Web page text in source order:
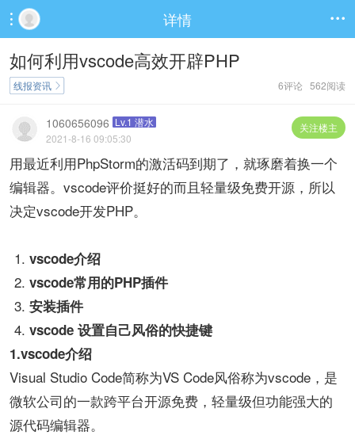
 详情 
如何利用vscode高效开辟PHP
6评论 562阅读
线报资讯 
关注楼主
1060656096 Lv.1 潜水
2021-8-16 09:05:30
用最近利用PhpStorm的激活码到期了，就琢磨着换一个
编辑器。vscode评价挺好的而且轻量级免费开源，所以
决定vscode开发PHP。
vscode介绍
vscode常用的PHP插件
安装插件
vscode 设置自己风俗的快捷键
1.vscode介绍
Visual Studio Code简称为VS Code风俗称为vscode，是
微软公司的一款跨平台开源免费，轻量级但功能强大的
源代码编辑器。